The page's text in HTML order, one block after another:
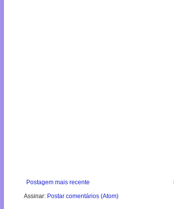
Postagem mais recente
Assinar: Postar comentários (Atom)